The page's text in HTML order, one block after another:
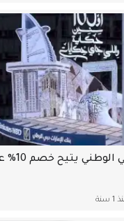
بنك
سنة